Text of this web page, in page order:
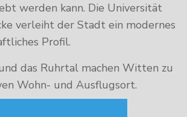
werden kann. Die Universität
verleiht der Stadt ein modernes
Profil.
das Ruhrtal machen Witten zu
Wohn- und Ausflugsort.